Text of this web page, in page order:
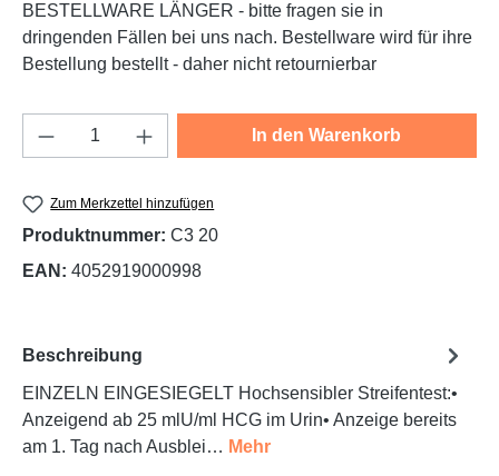
BESTELLWARE LÄNGER - bitte fragen sie in
dringenden Fällen bei uns nach. Bestellware wird für ihre
Bestellung bestellt - daher nicht retournierbar
Produkt Anzahl: Gib den gewünschten
In den Warenkorb
Zum Merkzettel hinzufügen
Produktnummer: C3 20
EAN: 4052919000998
Beschreibung
EINZELN EINGESIEGELT Hochsensibler Streifentest:•
Anzeigend ab 25 mlU/ml HCG im Urin• Anzeige bereits
am 1. Tag nach Ausblei… Mehr